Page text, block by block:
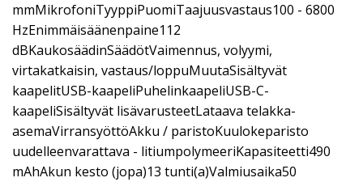
mmMikrofoniTyyppiPuomiTaajuusvastaus100 - 6800
HzEnimmäisäänenpaine112
dBKaukosäädinSäädötVaimennus, volyymi,
virtakatkaisin, vastaus/loppuMuutaSisältyvät
kaapelitUSB-kaapeliPuhelinkaapeliUSB-C-
kaapeliSisältyvät lisävarusteetLataava telakka-
asemaVirransyöttöAkku / paristoKuulokeparisto
uudelleenvarattava - litiumpolymeeriKapasiteetti490
mAhAkun kesto (jopa)13 tunti(a)Valmiusaika50